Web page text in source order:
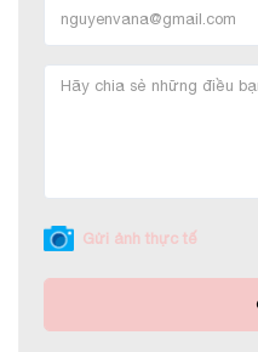
Gửi ảnh thực tế